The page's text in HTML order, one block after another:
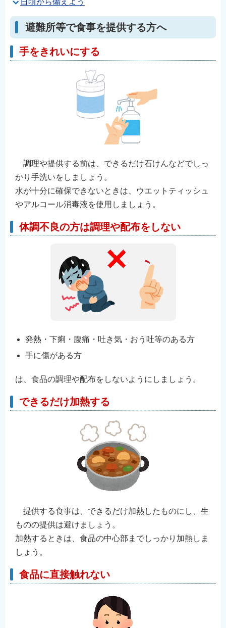
避難所等で食事を提供する方へ
手をきれいにする
調理や提供する前は、できるだけ石けんなどでしっ
かり手洗いをしましょう。
水が十分に確保できないときは、ウエットティッシュ
やアルコール消毒液を使用しましょう。
体調不良の方は調理や配布をしない
発熱・下痢・腹痛・吐き気・おう吐等のある方
手に傷がある方
は、食品の調理や配布をしないようにしましょう。
できるだけ加熱する
提供する食事は、できるだけ加熱したものにし、生
ものの提供は避けましょう。
加熱するときは、食品の中心部までしっかり加熱しま
しょう。
食品に直接触れない